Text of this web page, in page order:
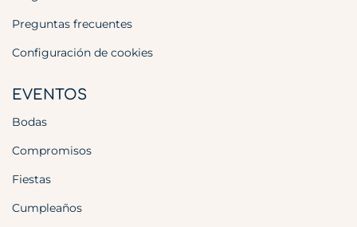
Preguntas frecuentes
Configuración de cookies
EVENTOS
Bodas
Compromisos
Fiestas
Cumpleaños